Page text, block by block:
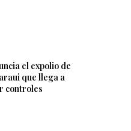
el expolio de
que llega a
controles